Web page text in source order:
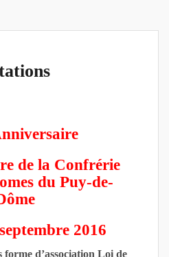
de la Confrérie
du Puy-de-
2016
forme d’association Loi de